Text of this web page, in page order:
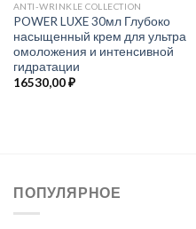
ANTI-WRINKLE COLLECTION
POWER LUXE 30мл Глубоко
насыщенный крем для ультра
омоложения и интенсивной
гидратации
16530,00₽
ПОПУЛЯРНОЕ